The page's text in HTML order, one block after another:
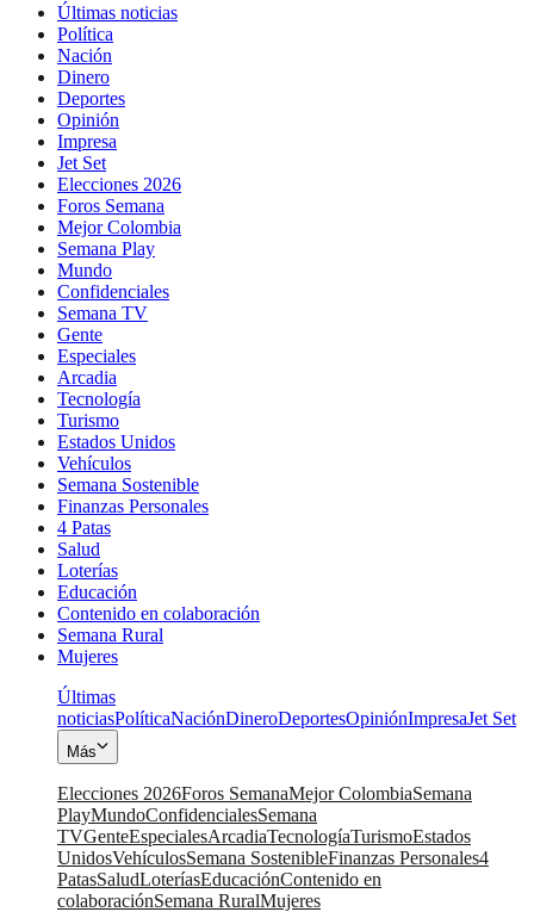
Últimas noticias
Política
Nación
Dinero
Deportes
Opinión
Impresa
Jet Set
Elecciones 2026
Foros Semana
Mejor Colombia
Semana Play
Mundo
Confidenciales
Semana TV
Gente
Especiales
Arcadia
Tecnología
Turismo
Estados Unidos
Vehículos
Semana Sostenible
Finanzas Personales
4 Patas
Salud
Loterías
Educación
Contenido en colaboración
Semana Rural
Mujeres
Últimas
noticiasPolíticaNaciónDineroDeportesOpiniónImpresaJet Set
Más
Elecciones 2026Foros SemanaMejor ColombiaSemana
PlayMundoConfidencialesSemana
TVGenteEspecialesArcadiaTecnologíaTurismoEstados
UnidosVehículosSemana SostenibleFinanzas Personales4
PatasSaludLoteríasEducaciónContenido en
colaboraciónSemana RuralMujeres